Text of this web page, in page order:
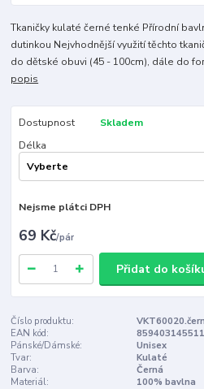
Tkaničky kulaté černé tenké Přírodní
dutinkou Nejvhodnější využití těchto
do dětské obuvi (45 - 100cm), dále do
popis
Dostupnost
Skladem
Délka
Nejsme plátci DPH
69 Kč/pár
Přidat do
Číslo produktu:
EAN kód:
Pánské/Dámské:
Unisex
Tvar:
Kulaté
Barva:
Černá
Materiál:
100% bavlna